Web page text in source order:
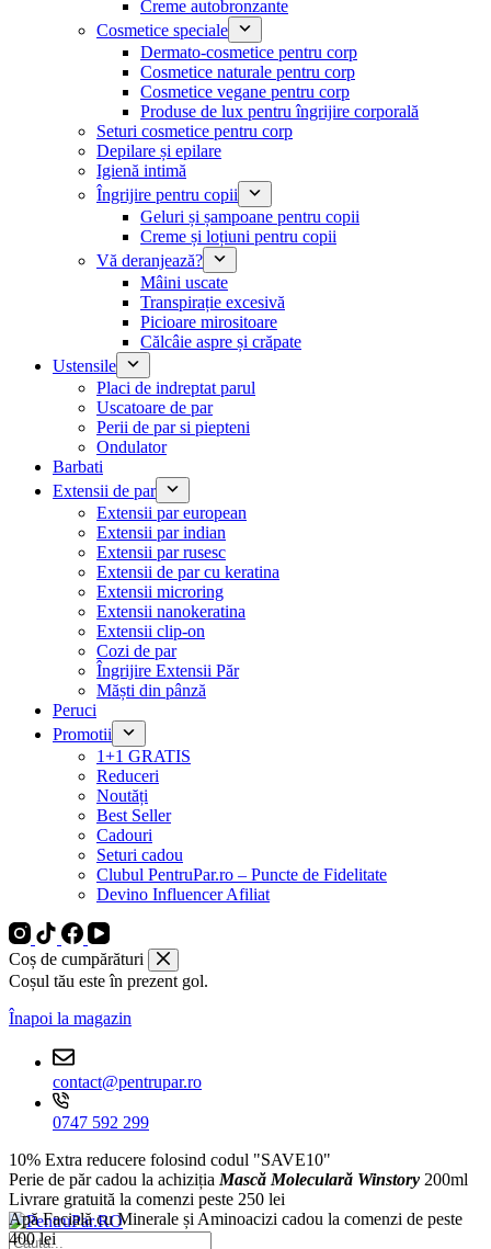
Creme autobronzante
Cosmetice speciale
Dermato-cosmetice pentru corp
Cosmetice naturale pentru corp
Cosmetice vegane pentru corp
Produse de lux pentru îngrijire corporală
Seturi cosmetice pentru corp
Depilare și epilare
Igienă intimă
Îngrijire pentru copii
Geluri și șampoane pentru copii
Creme și loțiuni pentru copii
Vă deranjează?
Mâini uscate
Transpirație excesivă
Picioare mirositoare
Călcâie aspre și crăpate
Ustensile
Placi de indreptat parul
Uscatoare de par
Perii de par si piepteni
Ondulator
Barbati
Extensii de par
Extensii par european
Extensii par indian
Extensii par rusesc
Extensii de par cu keratina
Extensii microring
Extensii nanokeratina
Extensii clip-on
Cozi de par
Îngrijire Extensii Păr
Măști din pânză
Peruci
Promotii
1+1 GRATIS
Reduceri
Noutăți
Best Seller
Cadouri
Seturi cadou
Clubul PentruPar.ro – Puncte de Fidelitate
Devino Influencer Afiliat
Coș de cumpărături
Coșul tău este în prezent gol.
Înapoi la magazin
contact@pentrupar.ro
0747 592 299
10% Extra reducere folosind codul "SAVE10"
Perie de păr cadou la achiziția Mască Moleculară Winstory 200ml
Livrare gratuită la comenzi peste 250 lei
Apă Facială cu Minerale și Aminoacizi cadou la comenzi de peste
400 lei